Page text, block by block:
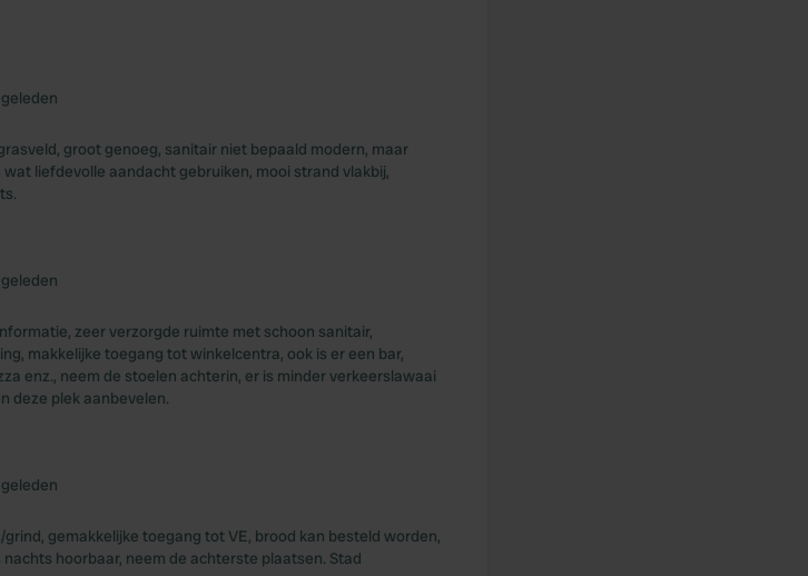
groot genoeg, sanitair niet bepaald modern, maar
liefdevolle aandacht gebruiken, mooi strand vlakbij,
zeer verzorgde ruimte met schoon sanitair,
makkelijke toegang tot winkelcentra, ook is er een bar,
enz., neem de stoelen achterin, er is minder verkeerslawaai
deze plek aanbevelen.
gemakkelijke toegang tot VE, brood kan besteld worden,
hoorbaar, neem de achterste plaatsen. Stad